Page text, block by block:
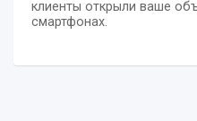
клиенты открыли ваше
смартфонах.